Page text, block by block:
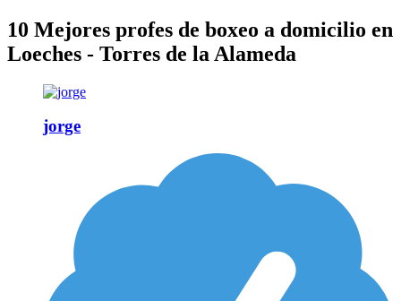
10 Mejores profes de boxeo a domicilio en
Loeches - Torres de la Alameda
jorge